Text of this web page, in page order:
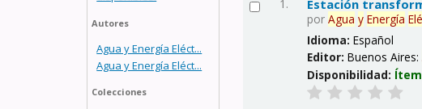
Autores
Agua y Energía Eléct...
Agua y Energía Eléct...
Colecciones
1. Estación
porAgua y Energía
Idioma:Español
Editor:Buenos Aires:
Disponibilidad: